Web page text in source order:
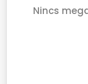
Nincs